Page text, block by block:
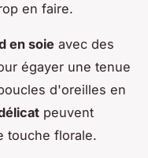
en faire.
en soie avec des
égayer une tenue
d'oreilles en
peuvent
touche florale.